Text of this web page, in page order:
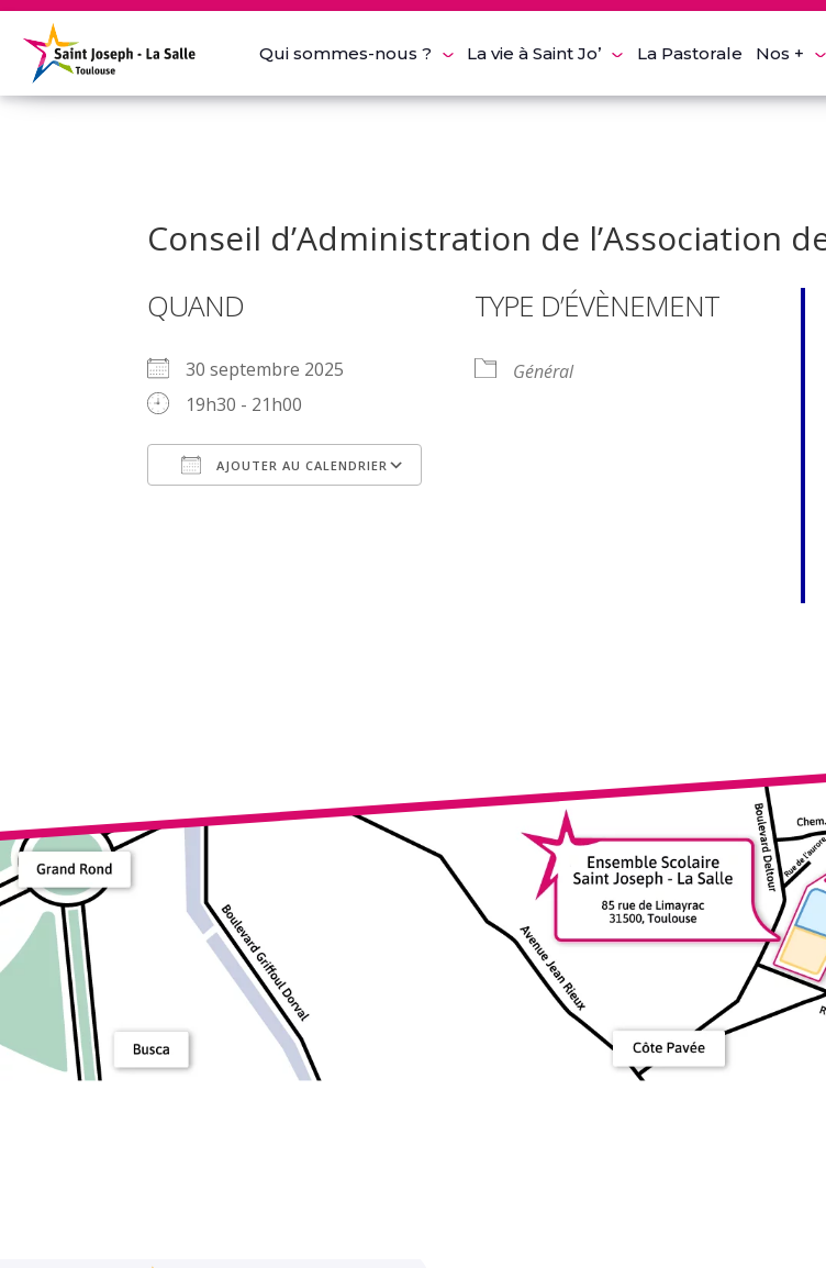
Qui sommes-nous ?
La Taxe d’Apprentissage
Nous rejoindre
La vie à Saint Jo’ La Pastorale Nos +
Conseil d’Administration de l’Association
QUAND
30 septembre 2025
19h30 - 21h00
AJOUTER AU CALENDRIER
TYPE D’ÉVÈNEMENT
Général